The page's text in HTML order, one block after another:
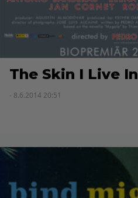
The Skin I Live In
- 8.6.2014 20:51